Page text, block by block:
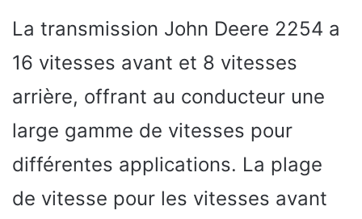
La transmission John Deere 2254 a
16 vitesses avant et 8 vitesses
arrière, offrant au conducteur une
large gamme de vitesses pour
différentes applications. La plage
de vitesse pour les vitesses avant